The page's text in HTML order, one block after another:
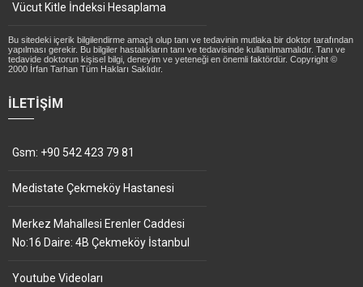
Vücut Kitle İndeksi Hesaplama
Bu sitedeki içerik bilgilendirme amaçlı olup tanı ve tedavinin mutlaka bir doktor tarafından
yapılması gerekir. Bu bilgiler hastalıkların tanı ve tedavisinde kullanılmamalıdır. Tanı ve
tedavide doktorun kişisel bilgi, deneyim ve yeteneği en önemli faktördür. Copyright ©
2000 İrfan Tarhan Tüm Hakları Saklıdır.
İLETIŞIM
Gsm: +90 542 423 79 81
Medistate Çekmeköy Hastanesi
Merkez Mahallesi Erenler Caddesi
No:16 Daire: 4B Çekmeköy İstanbul
Youtube Videoları